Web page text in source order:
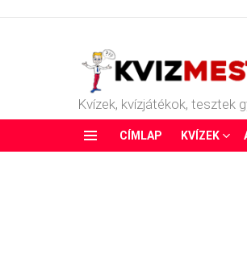
Kvízek, kvízjátékok, tesztek
CÍMLAP KVÍZEK